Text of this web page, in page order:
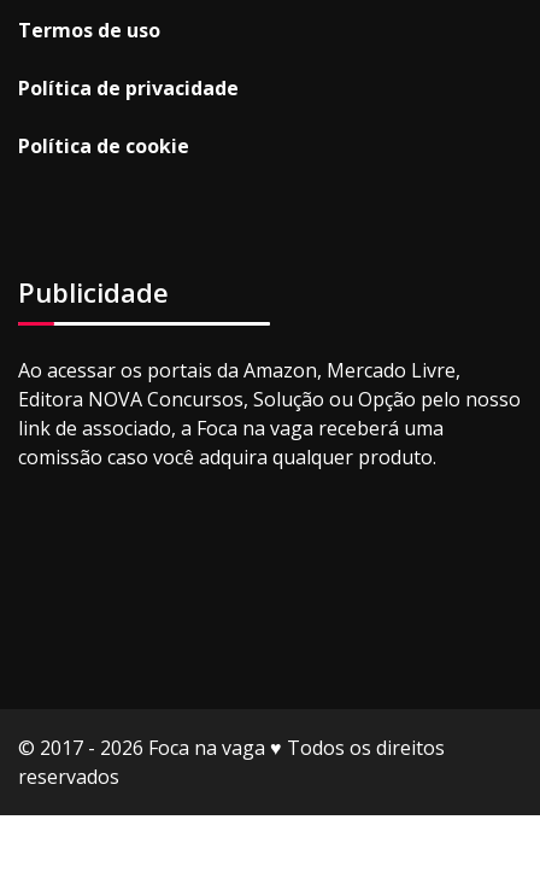
Termos de uso
Política de privacidade
Política de cookie
Publicidade
Ao acessar os portais da Amazon, Mercado Livre,
Editora NOVA Concursos, Solução ou Opção pelo nosso
link de associado, a Foca na vaga receberá uma
comissão caso você adquira qualquer produto.
© 2017 - 2026 Foca na vaga ♥️ Todos os direitos
reservados